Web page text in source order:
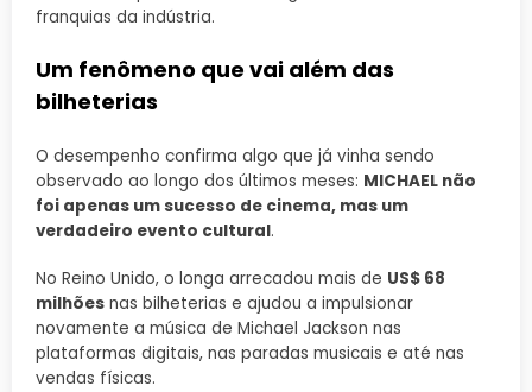
franquias da indústria.
Um fenômeno que vai além das
bilheterias
O desempenho confirma algo que já vinha sendo
observado ao longo dos últimos meses: MICHAEL não
foi apenas um sucesso de cinema, mas um
verdadeiro evento cultural.
No Reino Unido, o longa arrecadou mais de US$ 68
milhões nas bilheterias e ajudou a impulsionar
novamente a música de Michael Jackson nas
plataformas digitais, nas paradas musicais e até nas
vendas físicas.